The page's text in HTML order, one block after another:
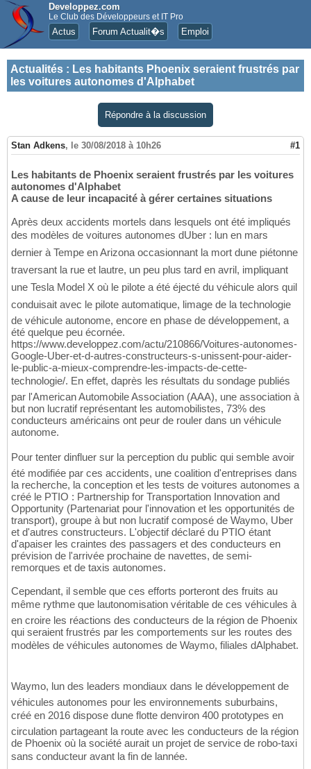
Developpez.com
Le Club des Développeurs et IT Pro
Actus Forum Actualit�s Emploi
Actualités : Les habitants Phoenix seraient frustrés par
les voitures autonomes d'Alphabet
Répondre à la discussion
Stan Adkens, le 30/08/2018 à 10h26 #1
Les habitants de Phoenix seraient frustrés par les voitures
autonomes d'Alphabet
A cause de leur incapacité à gérer certaines situations
Après deux accidents mortels dans lesquels ont été impliqués
des modèles de voitures autonomes dUber : lun en mars
dernier à Tempe en Arizona occasionnant la mort dune piétonne
traversant la rue et lautre, un peu plus tard en avril, impliquant
une Tesla Model X où le pilote a été éjecté du véhicule alors quil
conduisait avec le pilote automatique, limage de la technologie
de véhicule autonome, encore en phase de développement, a
été quelque peu écornée.
https://www.developpez.com/actu/210866/Voitures-autonomes-
Google-Uber-et-d-autres-constructeurs-s-unissent-pour-aider-
le-public-a-mieux-comprendre-les-impacts-de-cette-
technologie/. En effet, daprès les résultats du sondage publiés
par l'American Automobile Association (AAA), une association à
but non lucratif représentant les automobilistes, 73% des
conducteurs américains ont peur de rouler dans un véhicule
autonome.
Pour tenter dinfluer sur la perception du public qui semble avoir
été modifiée par ces accidents, une coalition d'entreprises dans
la recherche, la conception et les tests de voitures autonomes a
créé le PTIO : Partnership for Transportation Innovation and
Opportunity (Partenariat pour l'innovation et les opportunités de
transport), groupe à but non lucratif composé de Waymo, Uber
et d'autres constructeurs. L'objectif déclaré du PTIO étant
d'apaiser les craintes des passagers et des conducteurs en
prévision de l'arrivée prochaine de navettes, de semi-
remorques et de taxis autonomes.
Cependant, il semble que ces efforts porteront des fruits au
même rythme que lautonomisation véritable de ces véhicules à
en croire les réactions des conducteurs de la région de Phoenix
qui seraient frustrés par les comportements sur les routes des
modèles de véhicules autonomes de Waymo, filiales dAlphabet.
Waymo, lun des leaders mondiaux dans le développement de
véhicules autonomes pour les environnements suburbains,
créé en 2016 dispose dune flotte denviron 400 prototypes en
circulation partageant la route avec les conducteurs de la région
de Phoenix où la société aurait un projet de service de robo-taxi
sans conducteur avant la fin de lannée.